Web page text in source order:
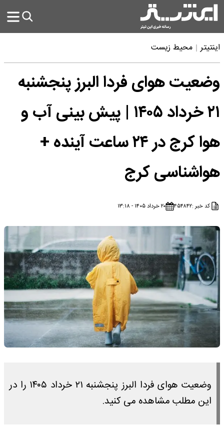
اینتیتر محیط زیست
وضعیت هوای فردا البرز پنجشنبه
۲۱ خرداد ۱۴۰۵ | پیش بینی آب و
هوا کرج در ۲۴ ساعت آینده +
هواشناسی کرج
کد خبر :۴۵۴۸۴۲ ۲۰ خرداد ۱۴۰۵ - ۱۳:۱۸
وضعیت هوای فردا البرز پنجشنبه ۲۱ خرداد ۱۴۰۵ را در
این مطلب مشاهده می کنید.